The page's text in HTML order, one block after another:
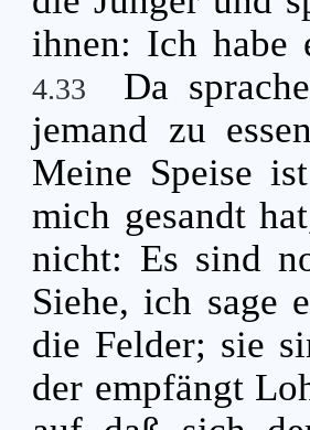
ihnen: Ich habe
4.33
Da
jemand zu
Meine Speise
mich gesandt
nicht: Es sind
Siehe, ich sage
die Felder; sie
der empfängt